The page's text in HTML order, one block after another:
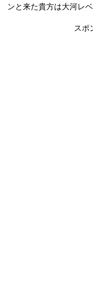
ンと来た貴方は大河レ
スポ